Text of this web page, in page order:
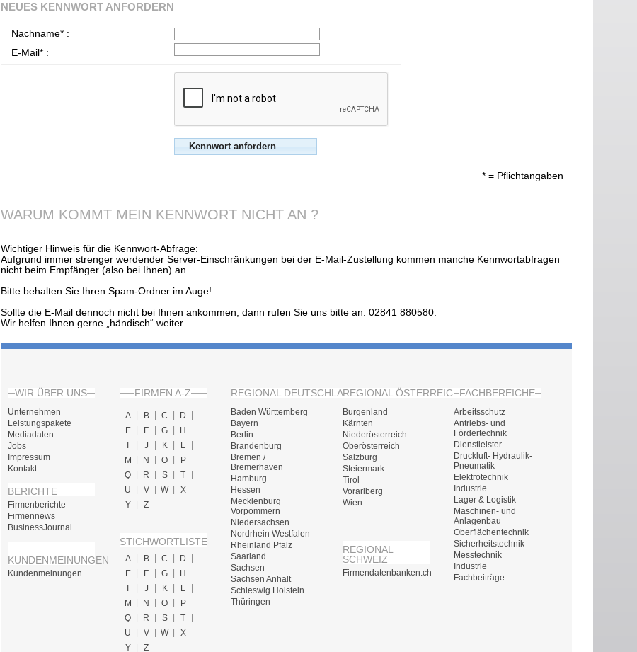
NEUES KENNWORT ANFORDERN
Nachname* :
E-Mail* :
* = Pflichtangaben
WARUM KOMMT MEIN KENNWORT NICHT AN ?
Wichtiger Hinweis für die Kennwort-Abfrage:
Aufgrund immer strenger werdender Server-Einschränkungen bei der E-Mail-Zustellung kommen manche Kennwortabfragen
nicht beim Empfänger (also bei Ihnen) an.
Bitte behalten Sie Ihren Spam-Ordner im Auge!
Sollte die E-Mail dennoch nicht bei Ihnen ankommen, dann rufen Sie uns bitte an: 02841 880580.
Wir helfen Ihnen gerne „händisch“ weiter.
WIR ÜBER UNS
Unternehmen
Leistungspakete
Mediadaten
Jobs
Impressum
Kontakt
BERICHTE
Firmenberichte
Firmennews
BusinessJournal
KUNDENMEINUNGEN
Kundenmeinungen
FIRMEN A-Z
A B C
D
E
F G
H
I
J K
L
M
N O
P
Q
R S
T
U
V W
X
Y
Z
STICHWORTLISTE
A B C
D
E
F G
H
I
J K
L
M
N O
P
Q
R S
T
U
V W
X
Y
Z
REGIONAL DEUTSCHLAND
Baden Württemberg
Bayern
Berlin
Brandenburg
Bremen /
Bremerhaven
Hamburg
Hessen
Mecklenburg
Vorpommern
Niedersachsen
Nordrhein Westfalen
Rheinland Pfalz
Saarland
Sachsen
Sachsen Anhalt
Schleswig Holstein
Thüringen
REGIONAL ÖSTERREICH
Burgenland
Kärnten
Niederösterreich
Oberösterreich
Salzburg
Steiermark
Tirol
Vorarlberg
Wien
REGIONAL
SCHWEIZ
Firmendatenbanken.ch
FACHBEREICHE
Arbeitsschutz
Antriebs- und
Fördertechnik
Dienstleister
Druckluft- Hydraulik-
Pneumatik
Elektrotechnik
Industrie
Lager & Logistik
Maschinen- und
Anlagenbau
Oberflächentechnik
Sicherheitstechnik
Messtechnik
Industrie
Fachbeiträge